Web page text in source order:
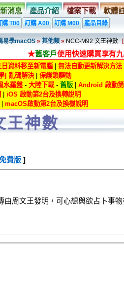
消息 產品介紹 檔案下載 軟體
購 T00 訂購 A00 訂購 M00 產品目錄
易學macOS»其他類»NCC-M92 文王神數
★舊客戶使用快速購買享有
日資料移至新電腦| 無法自動更新解決方法
] 亂碼解決| 保護鎖驅動
水羅盤- 大陸下載- 舊版
Android 啟動
iOS 啟動第2台及換轉說明
macOS啟動第2台及換機說明
王神數
費版 ]
由周文王發明，可心想與欲占卜事